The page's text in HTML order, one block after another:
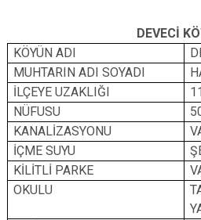
Mengen
Mudurnu
Seben
Yeniçağa
DEVECİ
KÖYÜN ADI
MUHTARIN ADI SOYADI
İLÇEYE UZAKLIĞI
NÜFUSU
KANALİZASYONU
İÇME SUYU
KİLİTLİ PARKE
OKULU